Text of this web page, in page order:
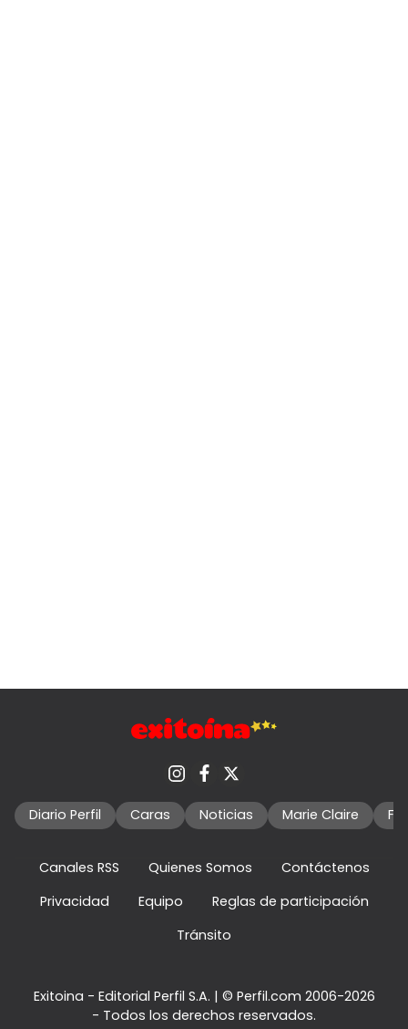
Diario Perfil Caras Noticias Marie Claire
Canales RSS Quienes Somos
Contáctenos
Privacidad
Equipo
Reglas de participación
Tránsito
Exitoina - Editorial Perfil S.A. | © Perfil.com 2006-2026
- Todos los derechos reservados.